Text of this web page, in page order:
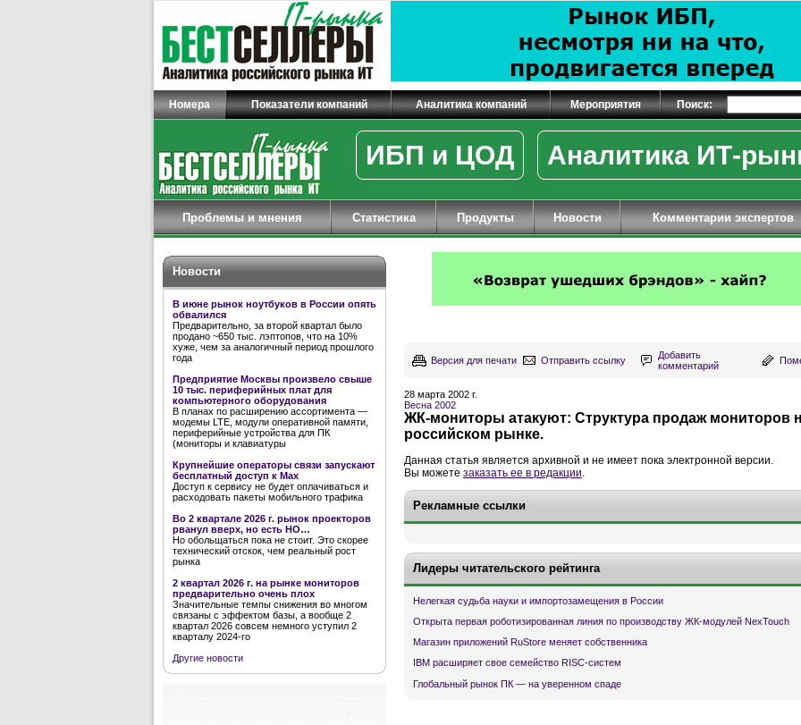
Номера Показатели компаний Аналитика компаний Мероприятия Поиск:
ИБП и ЦОД Аналитика ИТ-
Проблемы и мнения Статистика Продукты Новости Комментарии экспертов
Новости
В июне рынок ноутбуков в России опять
обвалился
Предварительно, за второй квартал было
продано ~650 тыс. лэптопов, что на 10%
хуже, чем за аналогичный период прошлого
года
Предприятие Москвы произвело свыше
10 тыс. периферийных плат для
компьютерного оборудования
В планах по расширению ассортимента —
модемы LTE, модули оперативной памяти,
периферийные устройства для ПК
(мониторы и клавиатуры
Крупнейшие операторы связи запускают
бесплатный доступ к Мах
Доступ к сервису не будет оплачиваться и
расходовать пакеты мобильного трафика
Во 2 квартале 2026 г. рынок проекторов
рванул вверх, но есть НО…
Но обольщаться пока не стоит. Это скорее
технический отскок, чем реальный рост
рынка
2 квартал 2026 г. на рынке мониторов
предварительно очень плох
Значительные темпы снижения во многом
связаны с эффектом базы, а вообще 2
квартал 2026 совсем немного уступил 2
кварталу 2024-го
Другие новости
Версия для печати Отправить ссылку
Добавить
комментарий
28 марта 2002 г.
Весна 2002
ЖК-мониторы атакуют: Структура продаж мониторов
российском рынке.
Данная статья является архивной и не имеет пока электронной версии.
Вы можете заказать ее в редакции
Рекламные ссылки
Лидеры читательского рейтинга
Нелегкая судьба науки и импортозамещения в России
Открыта первая роботизированная линия по производству ЖК-модулей NexTouch
Магазин приложений RuStore меняет собственника
IBM расширяет свое семейство RISC-систем
Глобальный рынок ПК — на уверенном спаде